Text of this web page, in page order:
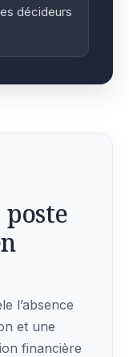
décideurs
l’absence
et une
financière